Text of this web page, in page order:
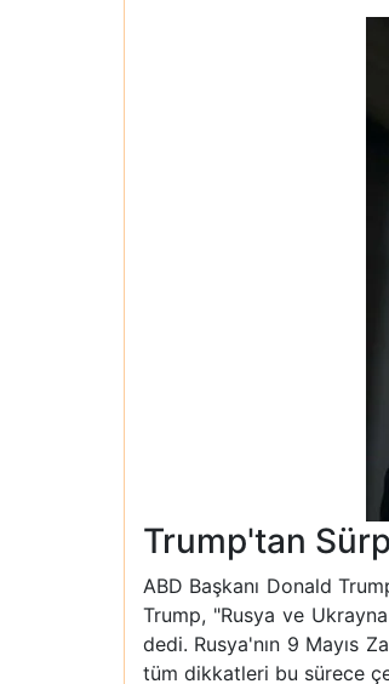
Trump'tan
ABD Başkanı Donald
Trump, "Rusya ve
dedi. Rusya'nın 9 Mayıs
tüm dikkatleri bu sürece